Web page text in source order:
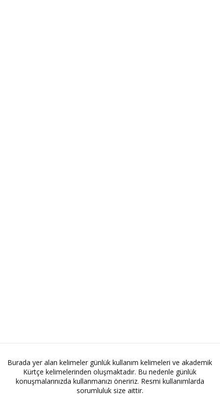
Burada yer alan kelimeler günlük kullanım kelimeleri ve akademik
Kürtçe kelimelerinden oluşmaktadır. Bu nedenle günlük
konuşmalarınızda kullanmanızı öneririz. Resmi kullanımlarda
sorumluluk size aittir.